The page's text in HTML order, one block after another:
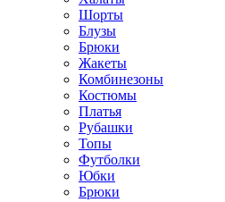
Шорты
Блузы
Брюки
Жакеты
Комбинезоны
Костюмы
Платья
Рубашки
Топы
Футболки
Юбки
Брюки